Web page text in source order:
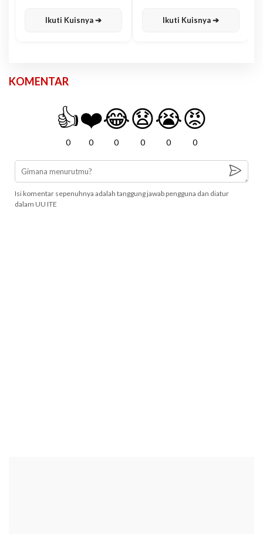
Ikuti Kuisnya ➔ Ikuti Kuisnya ➔
KOMENTAR
👍
0
❤️
0
😂
0
😧
0
😭
0
😡
0
Isi komentar sepenuhnya adalah tanggung jawab pengguna dan diatur
dalam UU ITE